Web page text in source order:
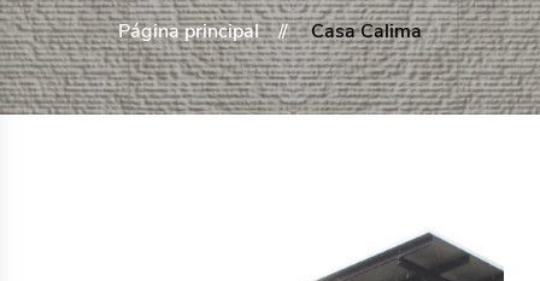
Página principal Casa Calima